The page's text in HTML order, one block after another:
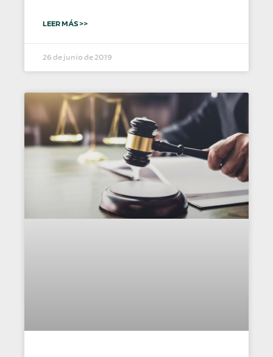
LEER MÁS >>
26 de junio de 2019